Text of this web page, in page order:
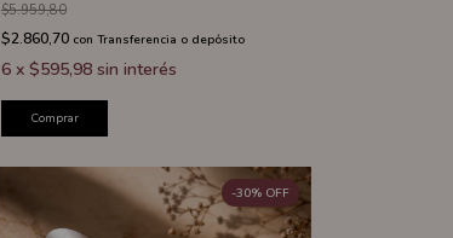
$5.959,80
$2.860,70 con Transferencia o depósito
6 x $595,98 sin interés
Comprar
-30% OFF